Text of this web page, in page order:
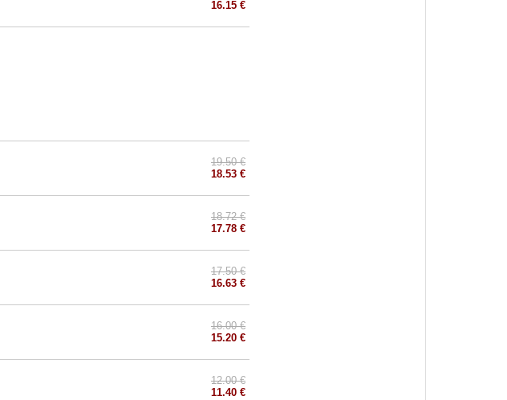
16.15 €
19.50 €
18.53 €
18.72 €
17.78 €
17.50 €
16.63 €
16.00 €
15.20 €
12.00 €
11.40 €